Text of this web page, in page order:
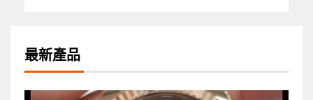
最新產品